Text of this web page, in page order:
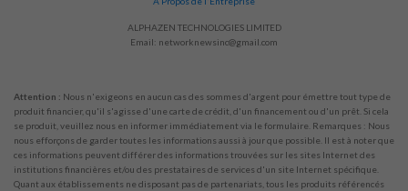
ALPHAZEN TECHNOLOGIES LIMITED
Email: networknewsinc@gmail.com
Attention : Nous n'exigeons en aucun cas des sommes d'argent pour émettre tout type de
produit financier, qu'il s'agisse d'une carte de crédit, d'un financement ou d'un prêt. Si cela
se produit, veuillez nous en informer immédiatement via le formulaire. Remarques : Nous
nous efforçons de garder toutes les informations aussi à jour que possible. Il est à noter que
ces informations peuvent différer des informations trouvées sur les sites Internet des
institutions financières et/ou des prestataires de services d'un site Internet spécifique.
Quant aux établissements ne disposant pas de partenariats, tous les produits référencés